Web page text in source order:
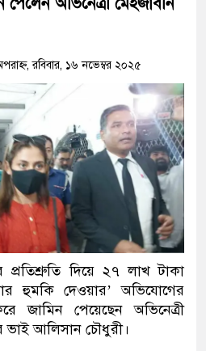
রবিবার, ১৬ নভেম্বর ২০২৫
প্রতিশ্রুতি দিয়ে ২৭ লাখ টাকা
হুমকি দেওয়ার’ অভিযোগের
জামিন পেয়েছেন অভিনেত্রী
ভাই আলিসান চৌধুরী।